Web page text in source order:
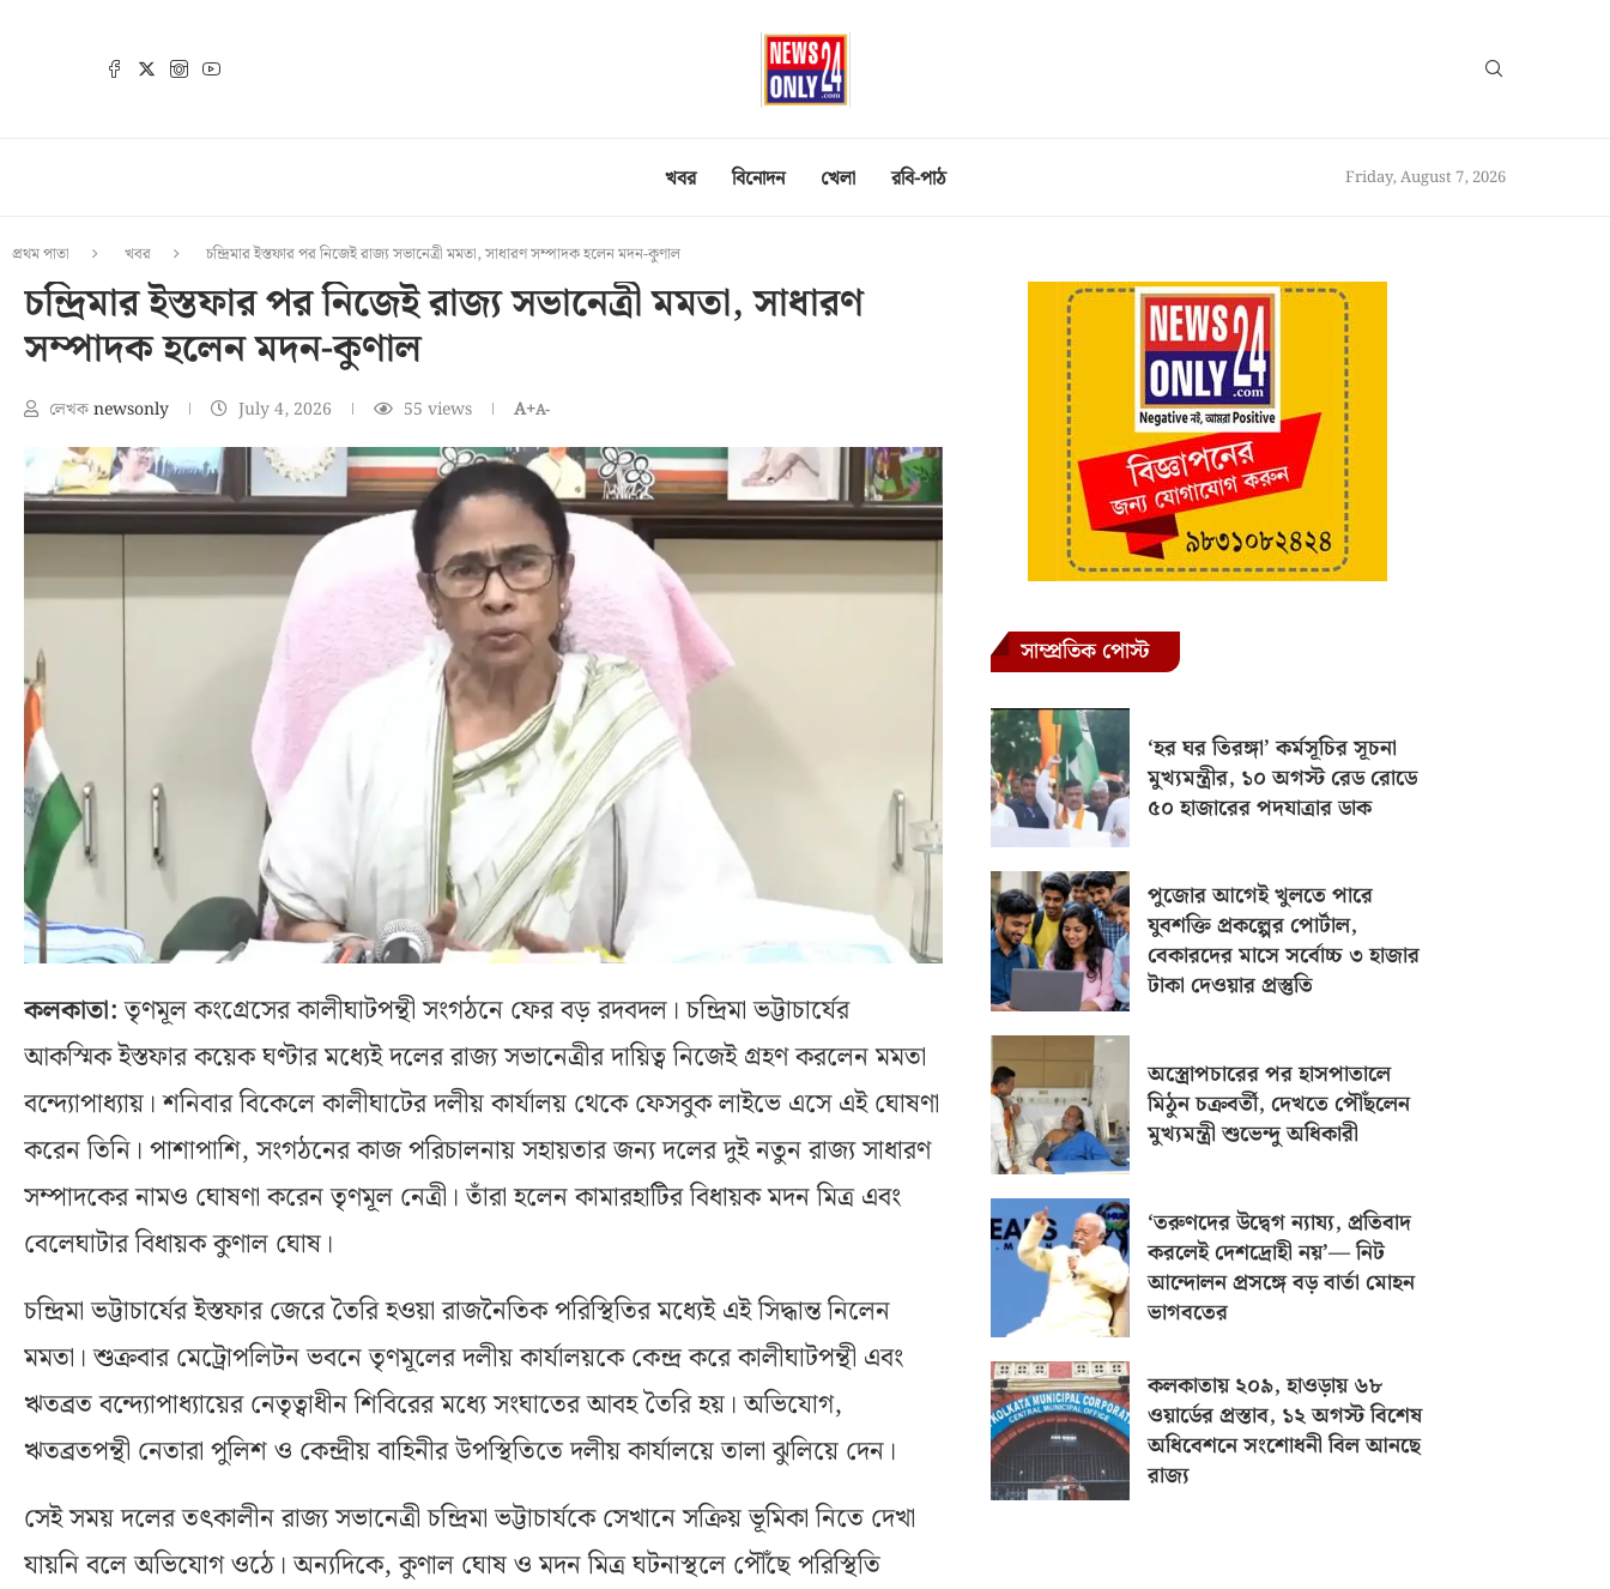
খবর বিনোদন খেলা রবি-পাঠ Friday, August 7, 2026
প্রথম পাতা খবর চন্দ্রিমার ইস্তফার পর নিজেই রাজ্য সভানেত্রী মমতা, সাধারণ সম্পাদক হলেন মদন-কুণাল
চন্দ্রিমার ইস্তফার পর নিজেই রাজ্য সভানেত্রী মমতা, সাধারণ
সম্পাদক হলেন মদন-কুণাল
লেখকnewsonly July 4, 2026 55 views A+A-
কলকাতা:তৃণমূল কংগ্রেসের কালীঘাটপন্থী সংগঠনে ফের বড় রদবদল। চন্দ্রিমা ভট্টাচার্যের
আকস্মিক ইস্তফার কয়েক ঘণ্টার মধ্যেই দলের রাজ্য সভানেত্রীর দায়িত্ব নিজেই গ্রহণ করলেন মমতা
বন্দ্যোপাধ্যায়। শনিবার বিকেলে কালীঘাটের দলীয় কার্যালয় থেকে ফেসবুক লাইভে এসে এই ঘোষণা
করেন তিনি। পাশাপাশি, সংগঠনের কাজ পরিচালনায় সহায়তার জন্য দলের দুই নতুন রাজ্য সাধারণ
সম্পাদকের নামও ঘোষণা করেন তৃণমূল নেত্রী। তাঁরা হলেন কামারহাটির বিধায়ক মদন মিত্র এবং
বেলেঘাটার বিধায়ক কুণাল ঘোষ।
চন্দ্রিমা ভট্টাচার্যের ইস্তফার জেরে তৈরি হওয়া রাজনৈতিক পরিস্থিতির মধ্যেই এই সিদ্ধান্ত নিলেন
মমতা। শুক্রবার মেট্রোপলিটন ভবনে তৃণমূলের দলীয় কার্যালয়কে কেন্দ্র করে কালীঘাটপন্থী এবং
ঋতব্রত বন্দ্যোপাধ্যায়ের নেতৃত্বাধীন শিবিরের মধ্যে সংঘাতের আবহ তৈরি হয়। অভিযোগ,
ঋতব্রতপন্থী নেতারা পুলিশ ও কেন্দ্রীয় বাহিনীর উপস্থিতিতে দলীয় কার্যালয়ে তালা ঝুলিয়ে দেন।
সেই সময় দলের তৎকালীন রাজ্য সভানেত্রী চন্দ্রিমা ভট্টাচার্যকে সেখানে সক্রিয় ভূমিকা নিতে দেখা
যায়নি বলে অভিযোগ ওঠে। অন্যদিকে, কুণাল ঘোষ ও মদন মিত্র ঘটনাস্থলে পৌঁছে পরিস্থিতি
সাম্প্রতিক পোস্ট
‘হর ঘর তিরঙ্গা’ কর্মসূচির সূচনা
মুখ্যমন্ত্রীর, ১০ অগস্ট রেড রোডে
৫০ হাজারের পদযাত্রার ডাক
পুজোর আগেই খুলতে পারে
যুবশক্তি প্রকল্পের পোর্টাল,
বেকারদের মাসে সর্বোচ্চ ৩ হাজার
টাকা দেওয়ার প্রস্তুতি
অস্ত্রোপচারের পর হাসপাতালে
মিঠুন চক্রবর্তী, দেখতে পৌঁছলেন
মুখ্যমন্ত্রী শুভেন্দু অধিকারী
‘তরুণদের উদ্বেগ ন্যায্য, প্রতিবাদ
করলেই দেশদ্রোহী নয়’— নিট
আন্দোলন প্রসঙ্গে বড় বার্তা মোহন
ভাগবতের
কলকাতায় ২০৯, হাওড়ায় ৬৮
ওয়ার্ডের প্রস্তাব, ১২ অগস্ট বিশেষ
অধিবেশনে সংশোধনী বিল আনছে
রাজ্য